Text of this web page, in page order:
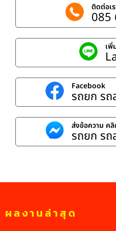
ติดต่อเ
085
เพิ่
Facebook
รถยก รถ
ส่งข้อความ ค
รถยก รถ
ผลงานล่าสุด